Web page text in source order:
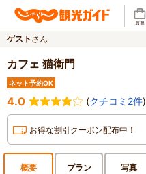
ゲスト さん
カフェ 猫衛門
ネット予約OK
4.0 (クチコミ2件)
お得な割引クーポン配布中！
概要 プラン 写真